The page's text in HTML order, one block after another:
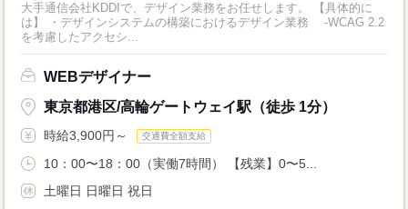
大手通信会社KDDIで、デザイン業務をお任せします。 【具体的に
は】 ・デザインシステムの構築におけるデザイン業務 ‐WCAG 2.2
を考慮したアクセシ...
WEBデザイナー
東京都港区/高輪ゲートウェイ駅（徒歩 1分）
時給3,900円～ 交通費全額支給
10：00〜18：00（実働7時間） 【残業】0〜5...
土曜日 日曜日 祝日